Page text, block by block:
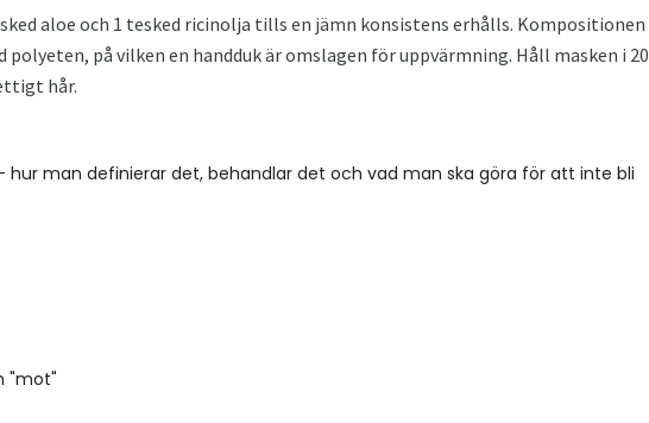
aloe och 1 tesked ricinolja tills en jämn konsistens erhålls. Kompositionen
på vilken en handduk är omslagen för uppvärmning. Håll masken i 20
hår.
hur man definierar det, behandlar det och vad man ska göra för att inte bli
"mot"